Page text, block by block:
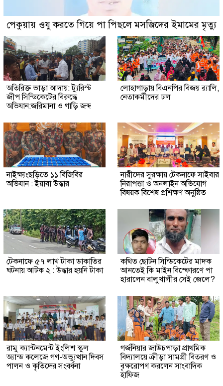
পেকুয়ায় ওযু করতে গিয়ে পা পিছলে মসজিদের ইমামের মৃত্যু
অতিরিক্ত ভাড়া আদায়: ট্যুরিস্ট
জীপ সিন্ডিকেটের বিরুদ্ধে
অভিযান:জরিমানা ও গাড়ি জব্দ
লোহাগাড়ায় বিএনপির বিজয় র‍্যালি,
নেতাকর্মীদের ঢল
নাইক্ষ্যংছড়িতে ১১ বিজিবির
অভিযান : ইয়াবা উদ্ধার
নারীদের সুরক্ষায় টেকনাফে সাইবার
নিরাপত্তা ও অনলাইন অভিযোগ
বিষয়ক বিশেষ প্রশিক্ষণ অনুষ্ঠিত
টেকনাফে ৫৭ লাখ টাকা ডাকাতির
ঘটনায় আটক ২ : উদ্ধার হয়নি টাকা
কথিত ছোটন সিন্ডিকেটের মাদক
আনতেই কি মাইন বিস্ফোরণে পা
হারালেন বালুখালীর সেই জেলে?
রামু ক্যান্টনমেন্ট ইংলিশ স্কুল
অ্যান্ড কলেজে গণ-অভ্যুত্থান দিবস
পালন ও কৃতিদের সংবর্ধনা
গর্জনিয়ার জাউচপাড়া প্রাথমিক
বিদ্যালয়ে ক্রীড়া সামগ্রী বিতরণ ও
বৃক্ষরোপণ করলেন সাংবাদিক
হাফিজ